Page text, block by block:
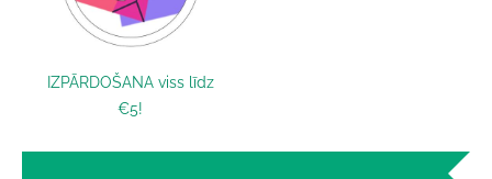
IZPĀRDOŠANA viss līdz
€5!